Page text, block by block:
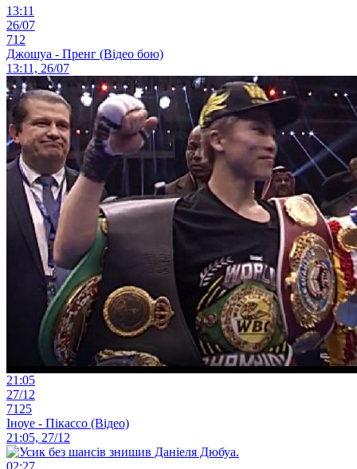
13:11
26/07
712
Джошуа - Пренг (Відео бою)
13:11, 26/07
21:05
27/12
7125
Іноуе - Пікассо (Відео)
21:05, 27/12
02:27